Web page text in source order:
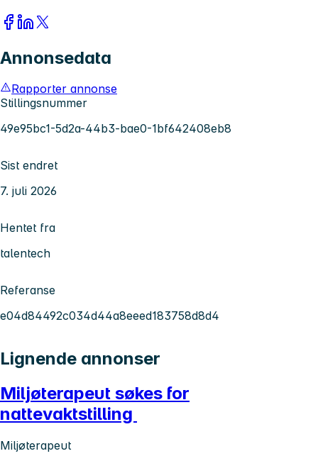
Annonsedata
Rapporter annonse
Stillingsnummer
49e95bc1-5d2a-44b3-bae0-1bf642408eb8
Sist endret
7. juli 2026
Hentet fra
talentech
Referanse
e04d84492c034d44a8eeed183758d8d4
Lignende annonser
Miljøterapeut søkes for
nattevaktstilling
Miljøterapeut